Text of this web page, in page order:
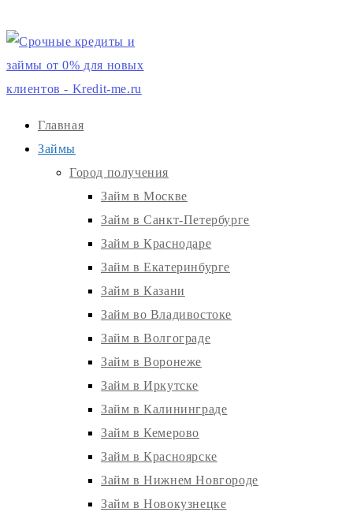
Главная
Займы
Город получения
Займ в Москве
Займ в Санкт-Петербурге
Займ в Краснодаре
Займ в Екатеринбурге
Займ в Казани
Займ во Владивостоке
Займ в Волгограде
Займ в Воронеже
Займ в Иркутске
Займ в Калининграде
Займ в Кемерово
Займ в Красноярске
Займ в Нижнем Новгороде
Займ в Новокузнецке